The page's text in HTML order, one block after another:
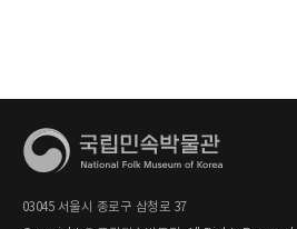
03045 서울시 종로구 삼청로 37